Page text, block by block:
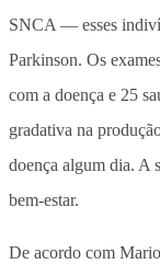
SNCA — esses
Parkinson. Os
com a doença e 25
gradativa na
doença algum dia. A
bem-estar.
De acordo com